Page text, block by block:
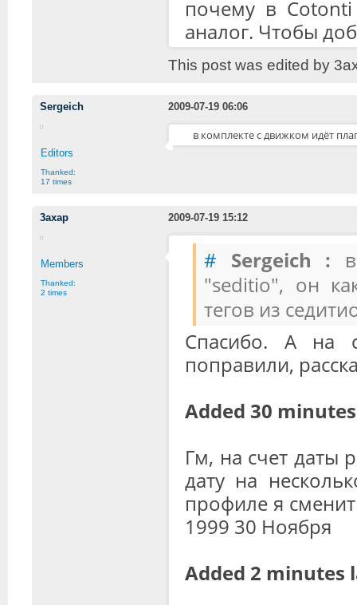
почему в
аналог. Чтобы
This post was edited by
Sergeich 2009-07-19 06:06
Editors
Thanked:
17 times
в комплекте с движком идёт
3axap 2009-07-19 15:12
Members
Thanked:
2 times
# Sergeich :
"seditio", он
тегов из
Спасибо. А на
поправили,
Added 30
Гм, на счет даты
дату на
профиле я
1999 30 Ноября
Added 2 minutes